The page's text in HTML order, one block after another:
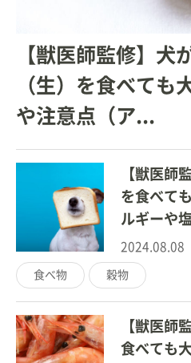
【獣医師監修】犬
（生）を食べても
や注意点（ア...
【獣医師
を食べて
ルギーや
2024.08.08
食べ物 穀物
【獣医師
食べても